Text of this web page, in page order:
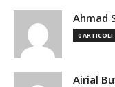
Ahmad
0 ARTICOLI
Airial